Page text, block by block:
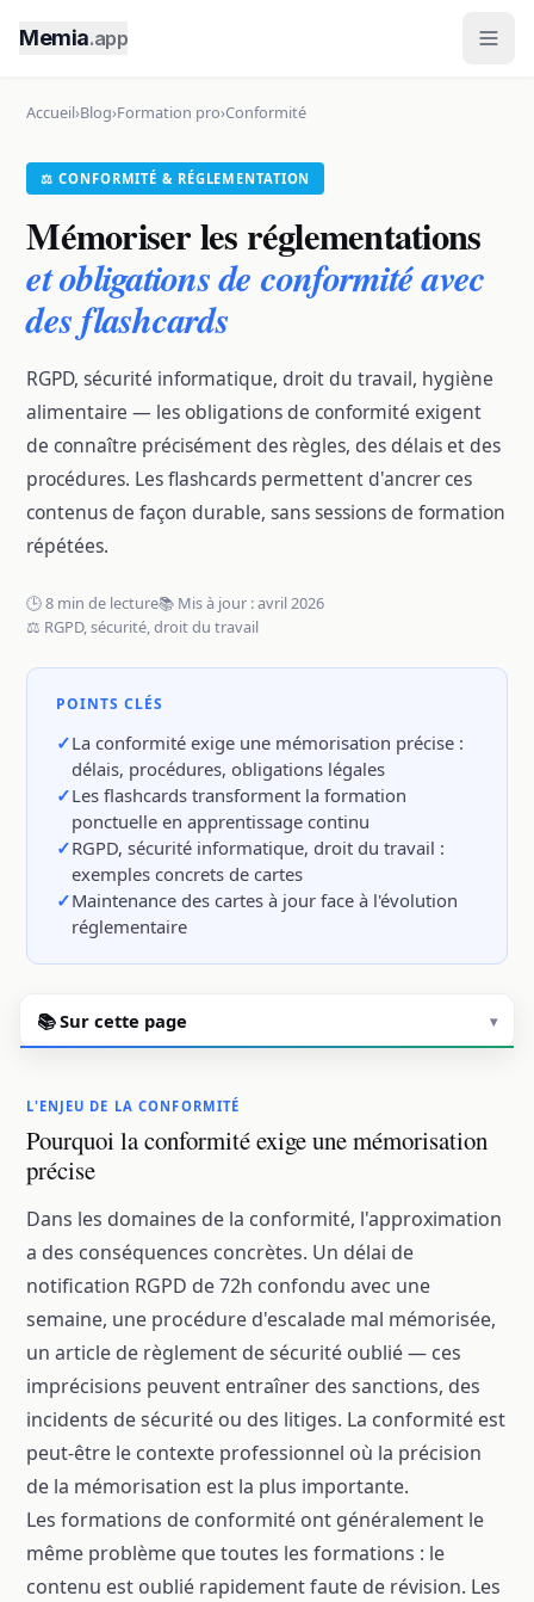
Memia.app
Accueil›Blog›Formation pro›Conformité
⚖️ CONFORMITÉ & RÉGLEMENTATION
Mémoriser les réglementations
et obligations de conformité avec
des flashcards
RGPD, sécurité informatique, droit du travail, hygiène
alimentaire — les obligations de conformité exigent
de connaître précisément des règles, des délais et des
procédures. Les flashcards permettent d'ancrer ces
contenus de façon durable, sans sessions de formation
répétées.
🕒 8 min de lecture📚 Mis à jour : avril 2026
⚖️ RGPD, sécurité, droit du travail
POINTS CLÉS
La conformité exige une mémorisation précise :
délais, procédures, obligations légales
Les flashcards transforment la formation
ponctuelle en apprentissage continu
RGPD, sécurité informatique, droit du travail :
exemples concrets de cartes
Maintenance des cartes à jour face à l'évolution
réglementaire
📚 Sur cette page ▾
L'ENJEU DE LA CONFORMITÉ
Pourquoi la conformité exige une mémorisation
précise
Dans les domaines de la conformité, l'approximation
a des conséquences concrètes. Un délai de
notification RGPD de 72h confondu avec une
semaine, une procédure d'escalade mal mémorisée,
un article de règlement de sécurité oublié — ces
imprécisions peuvent entraîner des sanctions, des
incidents de sécurité ou des litiges. La conformité est
peut-être le contexte professionnel où la précision
de la mémorisation est la plus importante.
Les formations de conformité ont généralement le
même problème que toutes les formations : le
contenu est oublié rapidement faute de révision. Les